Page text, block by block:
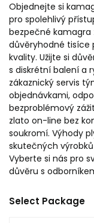
Objednejte si
pro spolehlivý
bezpečné kamagra
důvěryhodné tisíce
kvality. Užijte si
s diskrétní balení a
zákaznický servis
objednávkami,
bezproblémový
zlato on-line bez
soukromí. Výhody
skutečných
Vyberte si nás pro
důvěru s
Select Package